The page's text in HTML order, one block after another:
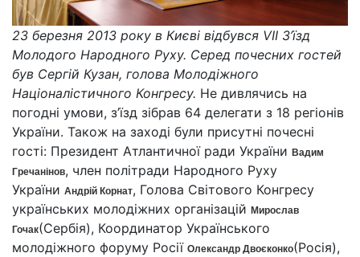
23 березня 2013 року в Києві відбувся VII З’їзд
Молодого Народного Руху. Серед почесних гостей
був Сергій Кузан, голова Молодіжного
Націоналістичного Конгресу. Не дивлячись на
погодні умови, з’їзд зібрав 64 делегати з 18 регіонів
України. Також на заході були присутні почесні
гості: Президент Атлантичної ради України Вадим
Гречанінов, член політради Народного Руху
України Андрій Корнат, Голова Світового Конгресу
українських молодіжних організацій Мирослав
Гочак(Сербія), Координатор Українського
молодіжного форуму Росії Олександр Двоєконко(Росія),